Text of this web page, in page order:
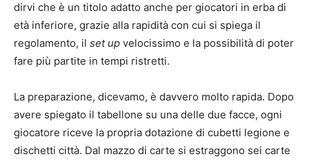
dirvi che è un titolo adatto anche per giocatori in erba di
età inferiore, grazie alla rapidità con cui si spiega il
regolamento, il set up velocissimo e la possibilità di poter
fare più partite in tempi ristretti.
La preparazione, dicevamo, è davvero molto rapida. Dopo
avere spiegato il tabellone su una delle due facce, ogni
giocatore riceve la propria dotazione di cubetti legione e
dischetti città. Dal mazzo di carte si estraggono sei carte